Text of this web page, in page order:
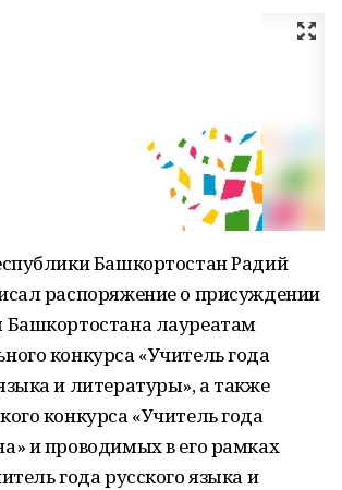
Башкортостан Радий
распоряжение о присуждении
лауреатам
конкурса «Учитель года
и литературы», а также
конкурса «Учитель года
и проводимых в его рамках
года русского языка и